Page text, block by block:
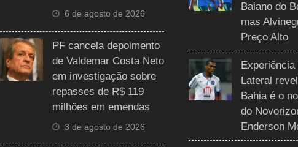
6 de agosto de 2026
PF cancela depoimento
de Valdemar Costa Neto
em investigação sobre
repasses de R$ 119
milhões em emendas
3 de agosto de 2026
Baiano do
mas
Preço Alto
Experiência
Lateral
Bahia é o
do
Enderson